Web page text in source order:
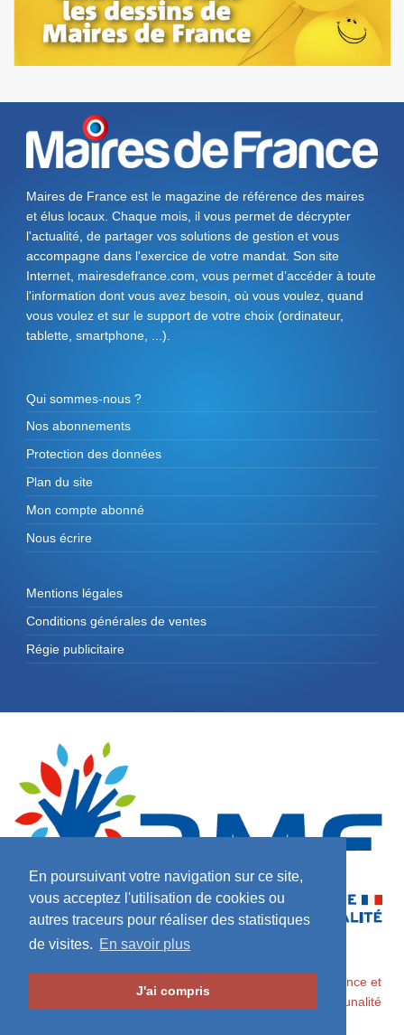
En poursuivant votre navigation sur ce site,
vous acceptez l'utilisation de cookies ou
autres traceurs pour réaliser des statistiques
de visites. En savoir plus
J'ai compris
Maires de France est le magazine de référence des maires
et élus locaux. Chaque mois, il vous permet de décrypter
l'actualité, de partager vos solutions de gestion et vous
accompagne dans l'exercice de votre mandat. Son site
Internet, mairesdefrance.com, vous permet d’accéder à toute
l'information dont vous avez besoin, où vous voulez, quand
vous voulez et sur le support de votre choix (ordinateur,
tablette, smartphone, ...).
Qui sommes-nous ?
Nos abonnements
Protection des données
Plan du site
Mon compte abonné
Nous écrire
Mentions légales
Conditions générales de ventes
Régie publicitaire
Maires de France / Association des Maires de France et
des Présidents d'Intercommunalité